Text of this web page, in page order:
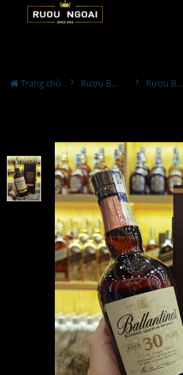
Trang chủ Rượu Ballantine's Rượu Ballantine's 30 Năm